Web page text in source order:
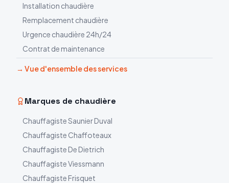
Installation chaudière
Remplacement chaudière
Urgence chaudière 24h/24
Contrat de maintenance
→ Vue d'ensemble des services
Marques de chaudière
ChauffagisteSaunier Duval
Chauffagiste Chaffoteaux
Chauffagiste De Dietrich
ChauffagisteViessmann
Chauffagiste Frisquet